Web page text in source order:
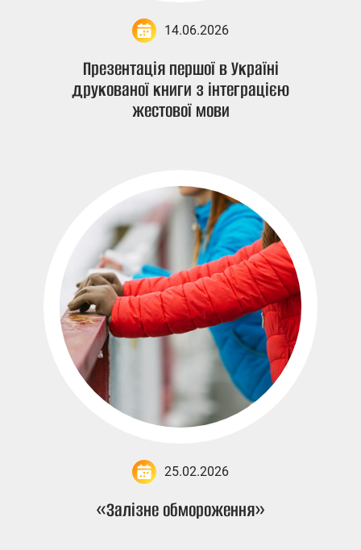
14.06.2026
Презентація першої в Україні
друкованої книги з інтеграцією
жестової мови
25.02.2026
«Залізне обмороження»